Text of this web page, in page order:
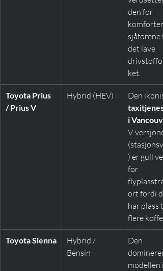
den for
sjåførene
det lave
ket.
Toyota Prius
/ Prius V
Hybrid (HEV) Den
i
V-
) er gull
for
ort fordi
har plass
flere
Toyota Sienna
Hybrid /
Bensin
Den
modellen i